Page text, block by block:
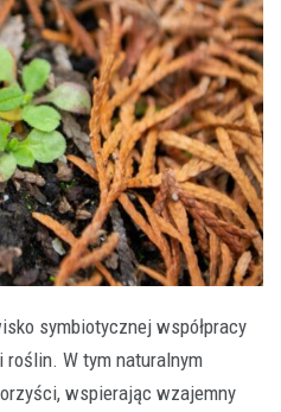
symbiotycznej współpracy
roślin. W tym naturalnym
wspierając wzajemny